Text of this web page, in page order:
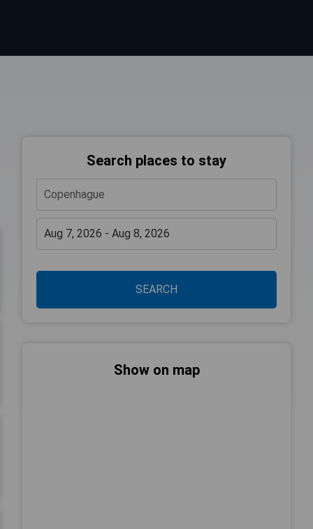
Search places to stay
SEARCH
Show on map